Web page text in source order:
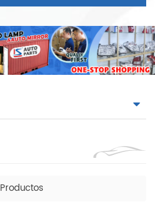
Productos